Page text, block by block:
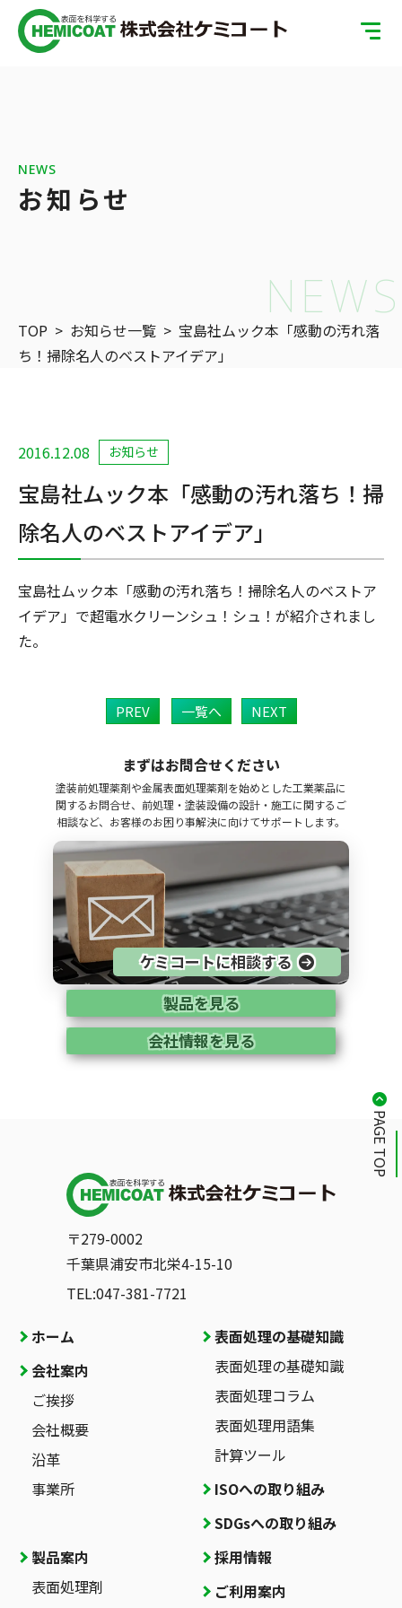
表面処理の基礎知識NEWS
NEWS
お知らせ
TOP > お知らせ一覧 > 宝島社ムック本「感動の汚れ落
ち！掃除名人のベストアイデア」
2016.12.08 お知らせ
宝島社ムック本「感動の汚れ落ち！掃
除名人のベストアイデア」
宝島社ムック本「感動の汚れ落ち！掃除名人のベストア
イデア」で超電水クリーンシュ！シュ！が紹介されまし
た。
PREV 一覧へ NEXT
まずはお問合せください
塗装前処理薬剤や金属表面処理薬剤を始めとした工業薬品に
関するお問合せ、前処理・塗装設備の設計・施工に関するご
相談など、お客様のお困り事解決に向けてサポートします。
ケミコートに相談する
製品を見る
会社情報を見る
〒279-0002
千葉県浦安市北栄4-15-10
TEL:047-381-7721
ホーム
会社案内
ご挨拶
会社概要
沿革
事業所
製品案内
表面処理剤
表面処理の基礎知識
表面処理の基礎知識
表面処理コラム
表面処理用語集
計算ツール
ISOへの取り組み
SDGsへの取り組み
採用情報
ご利用案内
PAGE TOP